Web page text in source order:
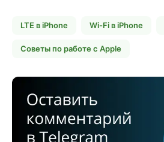
LTE в iPhone Wi-Fi в iPhone
Советы по работе с Apple